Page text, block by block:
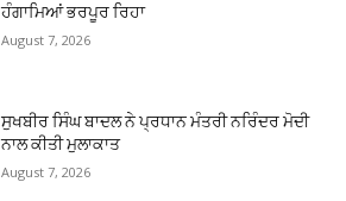
ਹੰਗਾਮਿਆਂ ਭਰਪੂਰ ਰਿਹਾ
August 7, 2026
ਸੁਖਬੀਰ ਸਿੰਘ ਬਾਦਲ ਨੇ ਪ੍ਰਧਾਨ ਮੰਤਰੀ ਨਰਿੰਦਰ ਮੋਦੀ
ਨਾਲ ਕੀਤੀ ਮੁਲਾਕਾਤ
August 7, 2026